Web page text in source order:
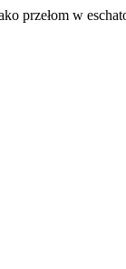
przełom w